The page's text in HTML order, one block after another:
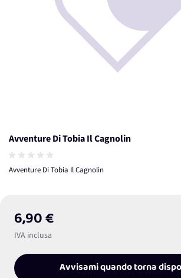
Avventure Di Tobia Il Cagnolin
Avventure Di Tobia Il Cagnolin
6,90 €
IVA inclusa
Avvisami quando torna